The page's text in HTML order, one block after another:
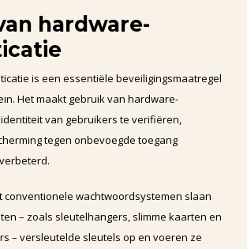
hardware-
is een essentiële beveiligingsmaatregel
Het maakt gebruik van hardware-
van gebruikers te verifiëren,
tegen onbevoegde toegang
conventionele wachtwoordsystemen slaan
– zoals sleutelhangers, slimme kaarten en
– versleutelde sleutels op en voeren ze